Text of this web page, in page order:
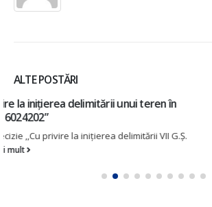
ALTE POSTĂRI
08
IUL.
,,Cu privire la transmiterea în
imobil IP Gimnaziul
decizie nr.3-15. transmiterea în